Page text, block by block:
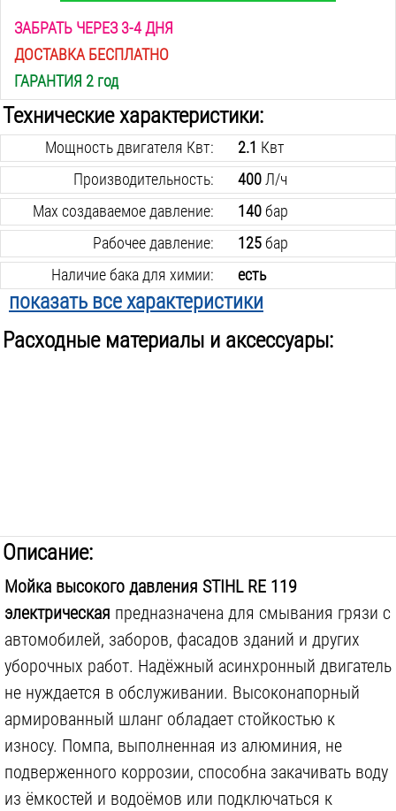
ЗАБРАТЬ ЧЕРЕЗ 3-4 ДНЯ
ДОСТАВКА БЕСПЛАТНО
ГАРАНТИЯ 2 год
Технические характеристики:
Мощность двигателя Квт: 2.1 Квт
Производительность:
400Л/ч
Max создаваемое давление:
140бар
Рабочее давление:
125бар
Наличие бака для химии:
есть
Ёмкость бака для химии:
0.5Л
Регулятор давления:
нет
показать все характеристики
Расходные материалы и аксессуары:
Описание:
Мойка высокого давления STIHL RE 119
электрическая предназначена для смывания грязи с
автомобилей, заборов, фасадов зданий и других
уборочных работ. Надёжный асинхронный двигатель
не нуждается в обслуживании. Высоконапорный
армированный шланг обладает стойкостью к
износу. Помпа, выполненная из алюминия, не
подверженного коррозии, способна закачивать воду
из ёмкостей и водоёмов или подключаться к